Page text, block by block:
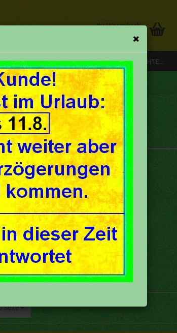
Ihr Warenkorb
UNSER GESCHÄFT UNSERE GESCHICHTE...
» Germa
Seite